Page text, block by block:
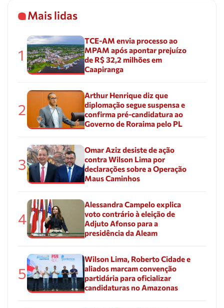
Mais lidas
1
TCE-AM envia processo ao
MPAM após apontar prejuízo
de R$ 32,2 milhões em
Caapiranga
2
Arthur Henrique diz que
diplomação segue suspensa e
confirma pré-candidatura ao
Governo de Roraima pelo PL
3
Omar Aziz desiste de ação
contra Wilson Lima por
declarações sobre a Operação
Maus Caminhos
4
Alessandra Campelo explica
voto contrário à eleição de
Adjuto Afonso para a
presidência da Aleam
5
Wilson Lima, Roberto Cidade e
aliados marcam convenção
partidária para oficializar
candidaturas no Amazonas